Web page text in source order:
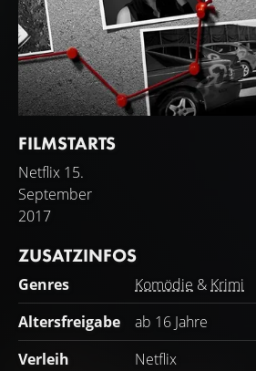
FILMSTARTS
Netflix 15.
September
2017
ZUSATZINFOS
Genres Komödie & Krimi
Altersfreigabe
ab 16 Jahre
Verleih
Netflix